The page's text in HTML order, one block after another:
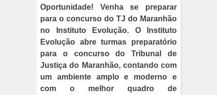
Oportunidade! Venha se preparar
para o concurso do TJ do Maranhão
no Instituto Evolução. O Instituto
Evolução abre turmas preparatório
para o concurso do Tribunal de
Justiça do Maranhão, contando com
um ambiente amplo e moderno e
com o melhor quadro de